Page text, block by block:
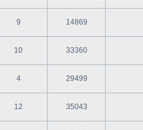
9 14869
10 33360
4 29499
12 35043